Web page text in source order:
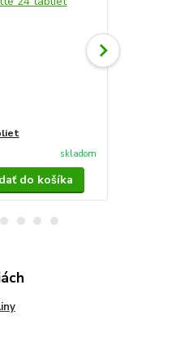
skladom
do košíka